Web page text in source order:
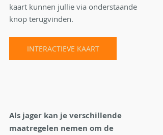
kaart kunnen jullie via onderstaande
knop terugvinden.
INTERACTIEVE KAART
Als jager kan je verschillende
maatregelen nemen om de